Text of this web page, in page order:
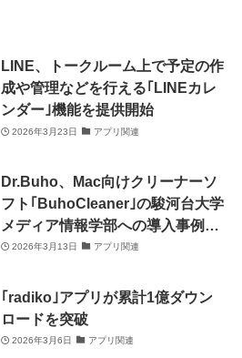
LINE、トークルーム上で予定の作
成や管理などを行える｢LINEカレ
ンダー｣機能を提供開始
2026年3月23日 アプリ関連
Dr.Buho、Mac向けクリーナーソ
フト｢BuhoCleaner｣の駿河台大学
メディア情報学部への導入事例を
紹介
2026年3月13日 アプリ関連
｢radiko｣アプリが累計1億ダウン
ロードを突破
2026年3月6日 アプリ関連